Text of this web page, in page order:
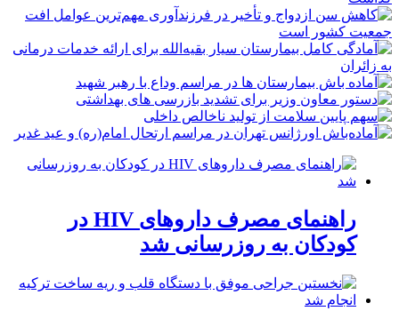
راهنمای مصرف داروهای HIV در
کودکان به روزرسانی شد